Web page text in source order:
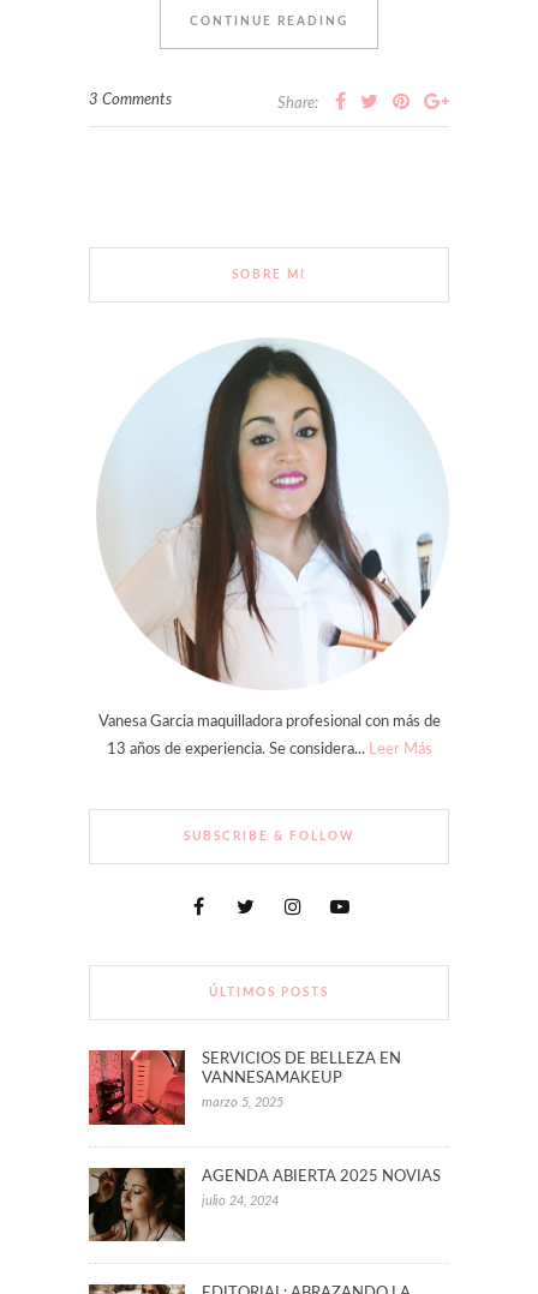
CONTINUE READING
3 Comments Share:
SOBRE MI
Vanesa Garcia maquilladora profesional con más de
13 años de experiencia. Se considera... Leer Más
SUBSCRIBE & FOLLOW
ÚLTIMOS POSTS
SERVICIOS DE BELLEZA EN
VANNESAMAKEUP
marzo 5, 2025
AGENDA ABIERTA 2025 NOVIAS
julio 24, 2024